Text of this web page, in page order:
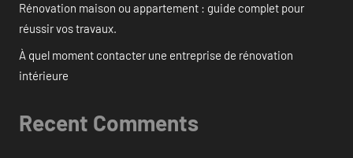
Rénovation maison ou appartement : guide complet pour
réussir vos travaux.
À quel moment contacter une entreprise de rénovation
intérieure
Recent Comments